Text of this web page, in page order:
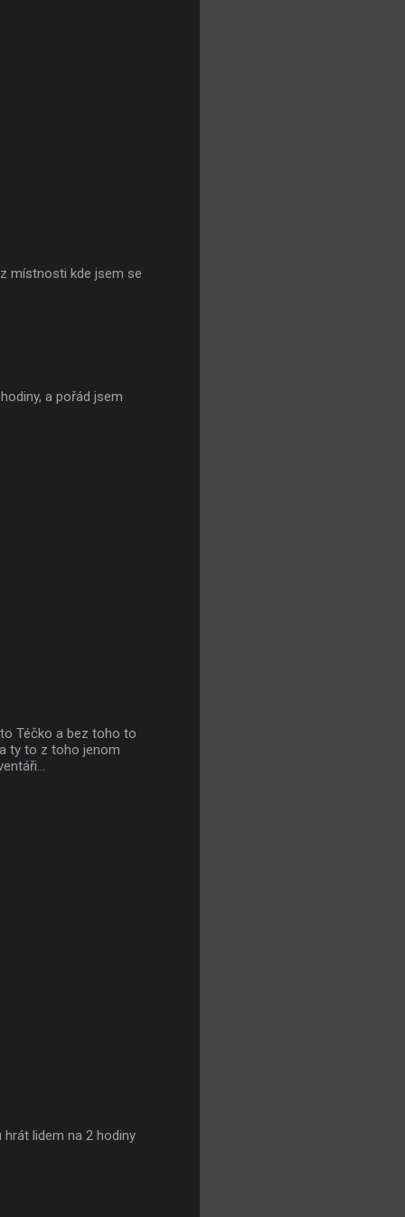
místnosti kde jsem se
a pořád jsem
Téčko a bez toho to
ty to z toho jenom
lidem na 2 hodiny